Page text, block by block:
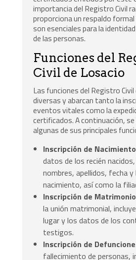
importancia del Registro Civil
proporciona un respaldo
son esenciales para la
de las personas.
Funciones del
Civil de Losacio
Las funciones del Registro
diversas y abarcan tanto la
eventos vitales como la
certificados. A continuación,
algunas de sus principales
Inscripción de
datos de los recién
nombres, apellidos, fecha y
nacimiento, así como la
Inscripción de
la unión matrimonial,
lugar y los datos de los
testigos.
Inscripción de
fallecimiento de personas,